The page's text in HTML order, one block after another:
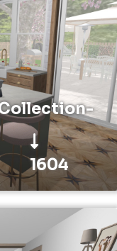
1604